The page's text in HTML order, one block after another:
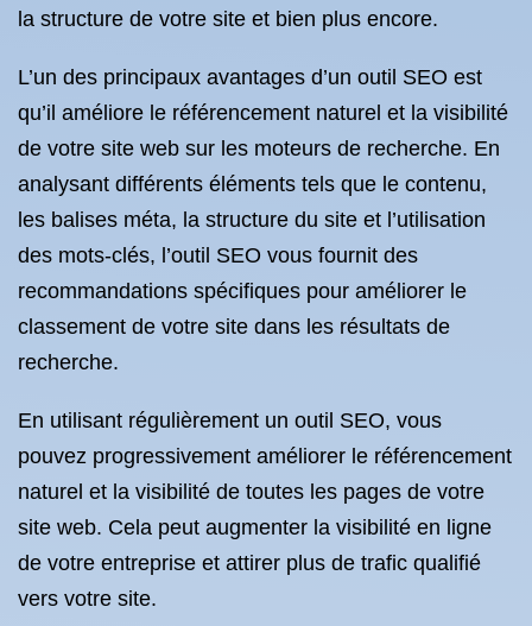
la structure de votre site et bien plus encore.
L’un des principaux avantages d’un outil SEO est
qu’il améliore le référencement naturel et la visibilité
de votre site web sur les moteurs de recherche. En
analysant différents éléments tels que le contenu,
les balises méta, la structure du site et l’utilisation
des mots-clés, l’outil SEO vous fournit des
recommandations spécifiques pour améliorer le
classement de votre site dans les résultats de
recherche.
En utilisant régulièrement un outil SEO, vous
pouvez progressivement améliorer le référencement
naturel et la visibilité de toutes les pages de votre
site web. Cela peut augmenter la visibilité en ligne
de votre entreprise et attirer plus de trafic qualifié
vers votre site.